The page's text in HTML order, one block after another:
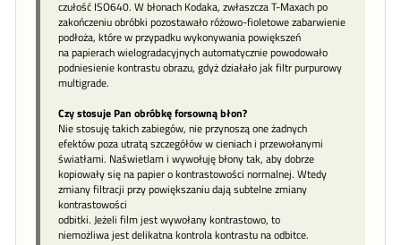
czułość ISO640. W błonach Kodaka, zwłaszcza T-Maxach po
zakończeniu obróbki pozostawało różowo-fioletowe zabarwienie
podłoża, które w przypadku wykonywania powiększeń
na papierach wielogradacyjnych automatycznie powodowało
podniesienie kontrastu obrazu, gdyż działało jak filtr purpurowy
multigrade.
Czy stosuje Pan obróbkę forsowną błon?
Nie stosuję takich zabiegów, nie przynoszą one żadnych
efektów poza utratą szczegółów w cieniach i przewołanymi
światłami. Naświetlam i wywołuję błony tak, aby dobrze
kopiowały się na papier o kontrastowości normalnej. Wtedy
zmiany filtracji przy powiększaniu dają subtelne zmiany
kontrastowości
odbitki. Jeżeli film jest wywołany kontrastowo, to
niemożliwa jest delikatna kontrola kontrastu na odbitce.